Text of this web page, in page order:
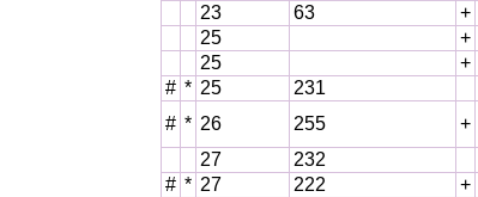
23
63 +
25
+
25
+
# * 25 231
# * 26 255 +
27
232
# * 27 222 +